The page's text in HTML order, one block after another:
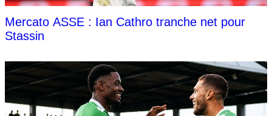
Mercato ASSE : Ian Cathro tranche net pour
Stassin